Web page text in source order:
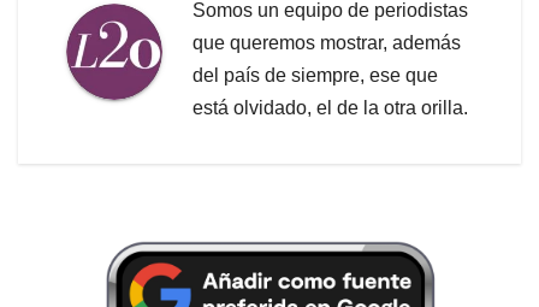
Somos un equipo de periodistas
que queremos mostrar, además
del país de siempre, ese que
está olvidado, el de la otra orilla.